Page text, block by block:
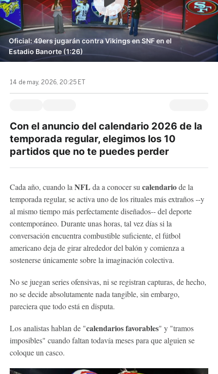
Oficial: 49ers jugarán contra Vikings en SNF en el
Estadio Banorte (1:26)
14 de may, 2026, 20:25 ET
Con el anuncio del calendario 2026 de la
temporada regular, elegimos los 10
partidos que no te puedes perder
Cada año, cuando la NFL da a conocer su calendariode la
temporada regular, se activa uno de los rituales más extraños --y
al mismo tiempo más perfectamente diseñados-- del deporte
contemporáneo. Durante unas horas, tal vez días si la
conversación encuentra combustible suficiente, el fútbol
americano deja de girar alrededor del balón y comienza a
sostenerse únicamente sobre la imaginación colectiva.
No se juegan series ofensivas, ni se registran capturas, de hecho,
no se decide absolutamente nada tangible, sin embargo,
pareciera que todo está en disputa.
Los analistas hablan de "calendarios favorables" y "tramos
imposibles" cuando faltan todavía meses para que alguien se
coloque un casco.